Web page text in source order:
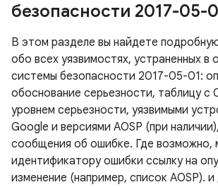
безопасности 2017-05-
В этом разделе вы найдете
обо всех уязвимостях, устраненных в
системы безопасности 2017-05-01:
обоснование серьезности, таблицу с
уровнем серьезности, уязвимыми
Google и версиями AOSP (при
сообщения об ошибке. Где возможно,
идентификатору ошибки ссылку на
изменение (например, список AOSP).